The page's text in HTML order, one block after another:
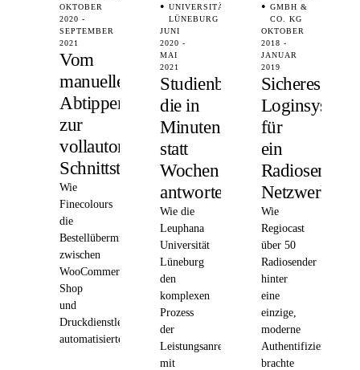
OKTOBER
2020 -
SEPTEMBER
2021
Vom
manuellen
Abtippen
zur
vollautomatischen
Schnittstelle
Wie
Finecolours
die
Bestellübermittlung
zwischen
WooCommerce-
Shop
und
Druckdienstleister
automatisierte
UNIVERSITÄT
LÜNEBURG
JUNI
2020 -
MAI
2021
Studienberatung,
die in
Minuten
statt
Wochen
antwortet
Wie die
Leuphana
Universität
Lüneburg
den
komplexen
Prozess
der
Leistungsanrechnung
mit
GMBH &
CO. KG
OKTOBER
2018 -
JANUAR
2019
Sicheres
Loginsystem
für
ein
Radiosender-
Netzwerk
Wie
Regiocast
über 50
Radiosender
hinter
eine
einzige,
moderne
brachte